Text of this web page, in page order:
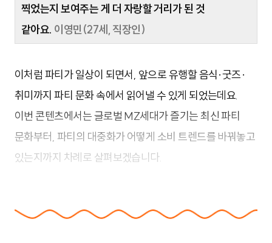
찍었는지 보여주는 게 더 자랑할 거리가 된 것
같아요. 이영민(27세, 직장인)
이처럼 파티가 일상이 되면서, 앞으로 유행할 음식·굿즈·
취미까지 파티 문화 속에서 읽어낼 수 있게 되었는데요.
이번 콘텐츠에서는 글로벌 MZ세대가 즐기는 최신 파티
문화부터, 파티의 대중화가 어떻게 소비 트렌드를 바꿔놓고
있는지까지 차례로 살펴보겠습니다.